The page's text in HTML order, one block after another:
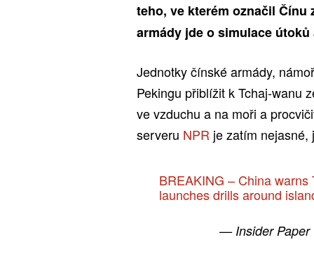
teho, ve kterém označil Čínu
armády jde o simulace
Jednotky čínské armády,
Pekingu přiblížit k Tchaj-wanu
ve vzduchu a na moři a
serveru NPR je zatím nejasné,
BREAKING – China warns
launches drills around
— Insider Paper